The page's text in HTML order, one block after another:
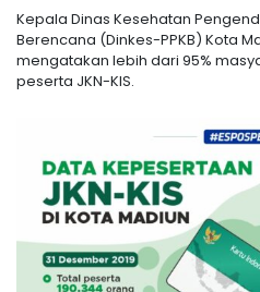
Kepala Dinas Kesehatan
Berencana (Dinkes-PPKB) Kota
mengatakan lebih dari 95%
peserta JKN-KIS.